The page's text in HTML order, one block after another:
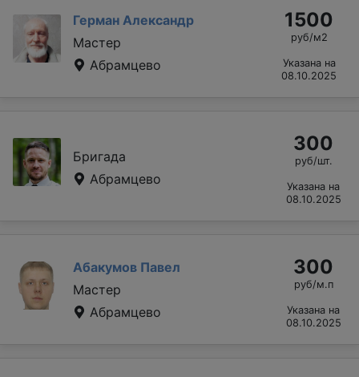
Герман Александр
Мастер
Абрамцево
1500
руб/м2
Указана на
08.10.2025
Бригада
Абрамцево
300
руб/шт.
Указана на
08.10.2025
Абакумов Павел
Мастер
Абрамцево
300
руб/м.п
Указана на
08.10.2025